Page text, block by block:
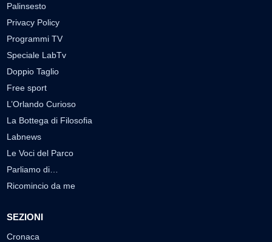
Palinsesto
Privacy Policy
Programmi TV
Speciale LabTv
Doppio Taglio
Free sport
L’Orlando Curioso
La Bottega di Filosofia
Labnews
Le Voci del Parco
Parliamo di…
Ricomincio da me
SEZIONI
Cronaca